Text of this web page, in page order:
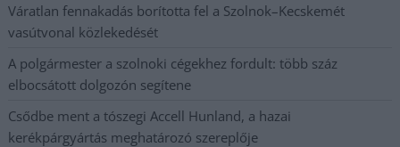
Váratlan fennakadás borította fel a Szolnok–Kecskemét
vasútvonal közlekedését
A polgármester a szolnoki cégekhez fordult: több száz
elbocsátott dolgozón segítene
Csődbe ment a tószegi Accell Hunland, a hazai
kerékpárgyártás meghatározó szereplője